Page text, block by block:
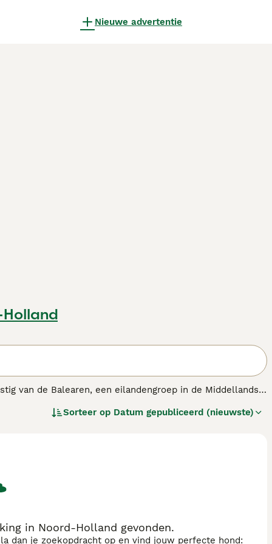
Nieuwe advertentie
van de Balearen, een eilandengroep in de Middellandse
hond die een zeer sterke relatie met zijn eigenaar en
Sorteer op Datum gepubliceerd (nieuwste)
in Noord-Holland gevonden.
dan je zoekopdracht op en vind jouw perfecte hond: